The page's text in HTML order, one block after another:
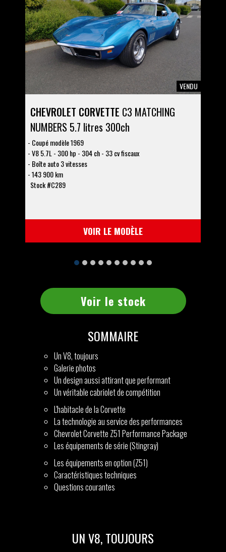
VENDU
CHEVROLET CORVETTE C3 MATCHING
NUMBERS 5.7 litres 300ch
Coupé modèle 1969
V8 5.7L - 300 hp - 304 ch - 33 cv fiscaux
Boîte auto 3 vitesses
143 900 km
Stock #C289
VOIR LE MODÈLE
Voir le stock
SOMMAIRE
Un V8, toujours
Galerie photos
Un design aussi attirant que performant
Un véritable cabriolet de compétition
L'habitacle de la Corvette
La technologie au service des performances
Chevrolet Corvette Z51 Performance Package
Les équipements de série (Stingray)
Les équipements en option (Z51)
Caractéristiques techniques
Questions courantes
UN V8, TOUJOURS